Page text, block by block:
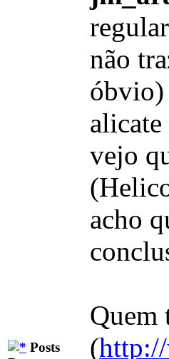
Posts
não
óbvio)
vejo
acho
Quem
(